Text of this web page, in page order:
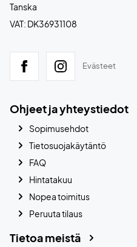
Tanska
VAT: DK36931108
Evästeet
Ohjeet ja yhteystiedot
Sopimusehdot
Tietosuojakäytäntö
FAQ
Hintatakuu
Nopea toimitus
Peruuta tilaus
Tietoa meistä